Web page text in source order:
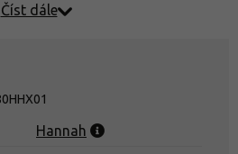
Číst dále
Hannah